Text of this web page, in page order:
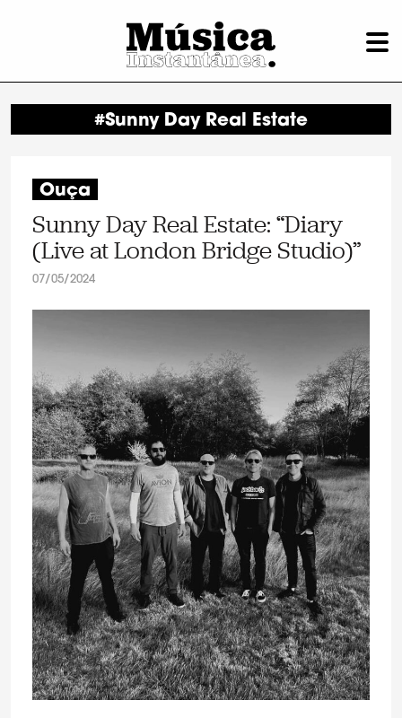
#Sunny Day Real Estate
Ouça
Sunny Day Real Estate: “Diary
(Live at London Bridge Studio)”
07/05/2024